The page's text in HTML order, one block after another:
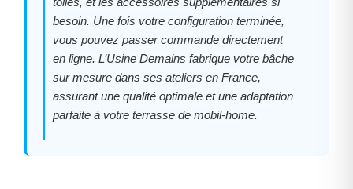
besoin. Une fois votre configuration terminée,
vous pouvez passer commande directement
en ligne. L’Usine Demains fabrique votre bâche
sur mesure dans ses ateliers en France,
assurant une qualité optimale et une adaptation
parfaite à votre terrasse de mobil-home.